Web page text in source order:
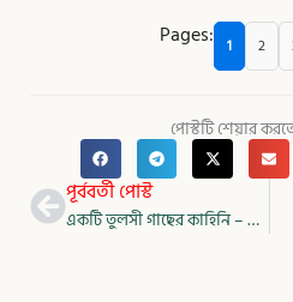
Pages:
1 2
পোস্টটি শেয়ার
Prevপূর্ববর্তী পোস্ট
একটি তুলসী গাছের কাহিনি – সৈয়দ ওয়ালীউল্লাহ্